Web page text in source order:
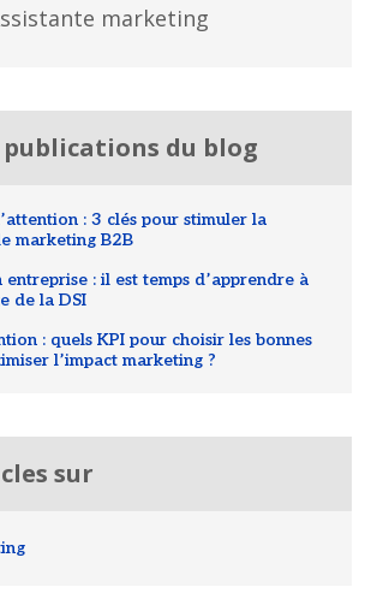
marketing
du blog
: 3 clés pour stimuler la
marketing B2B
: il est temps d’apprendre à
de la DSI
: quels KPI pour choisir les bonnes
l’impact marketing ?
sur